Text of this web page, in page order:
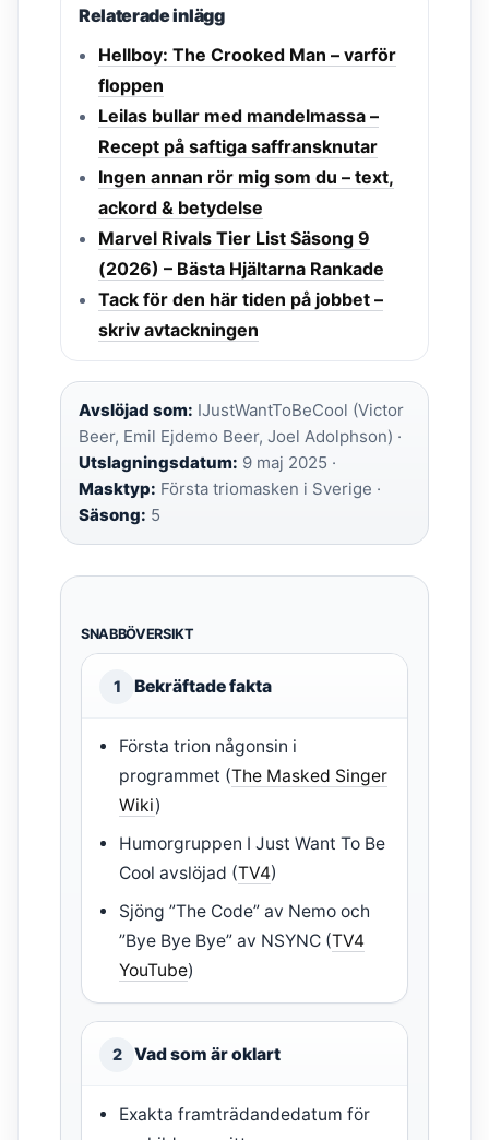
Relaterade inlägg
Hellboy: The Crooked Man – varför
floppen
Leilas bullar med mandelmassa –
Recept på saftiga saffransknutar
Ingen annan rör mig som du – text,
ackord & betydelse
Marvel Rivals Tier List Säsong 9
(2026) – Bästa Hjältarna Rankade
Tack för den här tiden på jobbet –
skriv avtackningen
Avslöjad som: IJustWantToBeCool (Victor
Beer, Emil Ejdemo Beer, Joel Adolphson) ·
Utslagningsdatum: 9 maj 2025 ·
Masktyp: Första triomasken i Sverige ·
Säsong: 5
SNABBÖVERSIKT
1 Bekräftade fakta
Första trion någonsin i
programmet (The Masked Singer
Wiki)
Humorgruppen I Just Want To Be
Cool avslöjad (TV4)
Sjöng ”The Code” av Nemo och
”Bye Bye Bye” av NSYNC (TV4
YouTube)
2 Vad som är oklart
Exakta framträdandedatum för